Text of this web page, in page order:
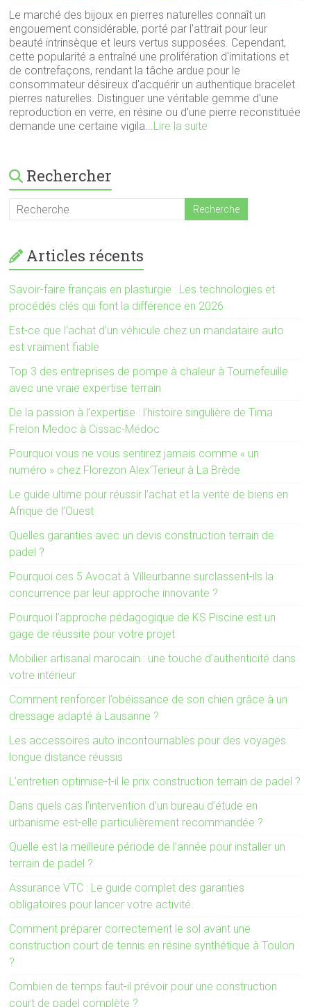
Le marché des bijoux en pierres naturelles connaît un
engouement considérable, porté par l'attrait pour leur
beauté intrinsèque et leurs vertus supposées. Cependant,
cette popularité a entraîné une prolifération d'imitations et
de contrefaçons, rendant la tâche ardue pour le
consommateur désireux d'acquérir un authentique bracelet
pierres naturelles. Distinguer une véritable gemme d'une
reproduction en verre, en résine ou d'une pierre reconstituée
demande une certaine vigila...Lire la suite
Rechercher
Articles récents
Savoir-faire français en plasturgie : Les technologies et
procédés clés qui font la différence en 2026
Est-ce que l’achat d’un véhicule chez un mandataire auto
est vraiment fiable
Top 3 des entreprises de pompe à chaleur à Tournefeuille
avec une vraie expertise terrain
De la passion à l’expertise : l’histoire singulière de Tima
Frelon Medoc à Cissac-Médoc
Pourquoi vous ne vous sentirez jamais comme « un
numéro » chez Florezon Alex’Terieur à La Brède
Le guide ultime pour réussir l’achat et la vente de biens en
Afrique de l’Ouest
Quelles garanties avec un devis construction terrain de
padel ?
Pourquoi ces 5 Avocat à Villeurbanne surclassent-ils la
concurrence par leur approche innovante ?
Pourquoi l’approche pédagogique de KS Piscine est un
gage de réussite pour votre projet
Mobilier artisanal marocain : une touche d’authenticité dans
votre intérieur
Comment renforcer l’obéissance de son chien grâce à un
dressage adapté à Lausanne ?
Les accessoires auto incontournables pour des voyages
longue distance réussis
L’entretien optimise-t-il le prix construction terrain de padel ?
Dans quels cas l’intervention d’un bureau d’étude en
urbanisme est-elle particulièrement recommandée ?
Quelle est la meilleure période de l’année pour installer un
terrain de padel ?
Assurance VTC : Le guide complet des garanties
obligatoires pour lancer votre activité.
Comment préparer correctement le sol avant une
construction court de tennis en résine synthétique à Toulon
?
Combien de temps faut-il prévoir pour une construction
court de padel complète ?